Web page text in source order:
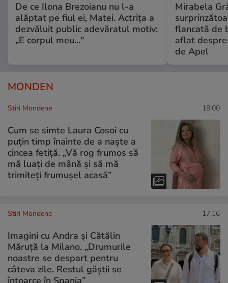
De ce Ilona Brezoianu nu l-a
alăptat pe fiul ei, Matei. Actrița a
dezvăluit public adevăratul motiv:
„E corpul meu..."
Mirabela
flancată de
aflat
de Apel
MONDEN
Stiri Mondene 18:00
Cum se simte Laura Cosoi cu
puțin timp înainte de a naște a
cincea fetiță. „Vă rog frumos să
mă luați de mână și să mă
trimiteți frumușel acasă”
Stiri Mondene 17:16
Imagini cu Andra și Cătălin
Măruță la Milano. „Drumurile
noastre se despart pentru
câteva zile. Restul găștii se
întoarce în Spania”